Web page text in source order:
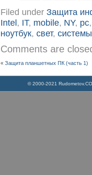
Filed underЗащита
Intel, IT, mobile, NY, pc
ноутбук,свет,системы
Comments are
«Защита планшетных ПК (часть 1)
© 2000-2021